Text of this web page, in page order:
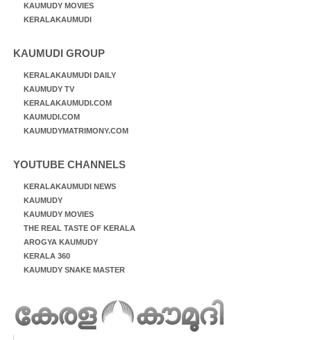
KAUMUDY MOVIES
KERALAKAUMUDI
KAUMUDI GROUP
KERALAKAUMUDI DAILY
KAUMUDY TV
KERALAKAUMUDI.COM
KAUMUDI.COM
KAUMUDYMATRIMONY.COM
YOUTUBE CHANNELS
KERALAKAUMUDI NEWS
KAUMUDY
KAUMUDY MOVIES
THE REAL TASTE OF KERALA
AROGYA KAUMUDY
KERALA 360
KAUMUDY SNAKE MASTER